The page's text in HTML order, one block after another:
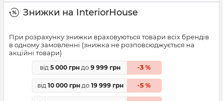
Знижки на InteriorHouse
При розрахунку знижки враховуються товари всіх брендів
в одному замовленні (знижка не розповсюджується на
акційні товари)
від 5 000 грн до 9 999 грн -3 %
від 10 000 грндо 19 999 грн -5 %